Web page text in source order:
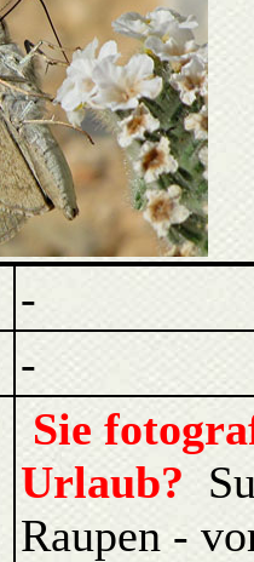
-
-
Sie
Urlaub?
Raupen -